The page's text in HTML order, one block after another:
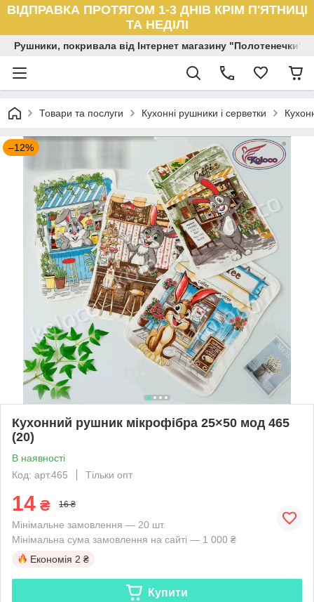
ВІДПРАВКА ПРОТЯГОМ 1-3 ДНІВ КРІМ П'ЯТНИЦІ
ТА НЕДІЛІ
Рушники, покривала від Інтернет магазину "Полотенечки"
Товари та послуги Кухонні рушники і серветки
–12%
Кухонний рушник мікрофібра 25×50 мод 465
(20)
В наявності
Код: арт.465
Тільки опт
14 ₴ 16 ₴
Мінімальне замовлення — 20 шт.
Мінімальна сума замовлення на сайті — 1 000 ₴
Економія 2 ₴
Купити